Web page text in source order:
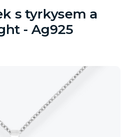
s tyrkysem a
- Ag925